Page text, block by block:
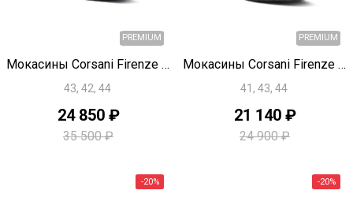
Быстрый просмотр Мокасины Corsani Firenze U1835
43, 42, 44
24 850 ₽
35 500 ₽
Быстрый просмотр Мокасины Corsani Firenze U1829
41, 43, 44
21 140 ₽
24 900 ₽